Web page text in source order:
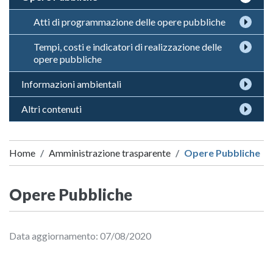
Atti di programmazione delle opere pubbliche
Tempi, costi e indicatori di realizzazione delle
opere pubbliche
Informazioni ambientali
Altri contenuti
Home Amministrazione trasparente Opere Pubbliche
Opere Pubbliche
Data aggiornamento: 07/08/2020